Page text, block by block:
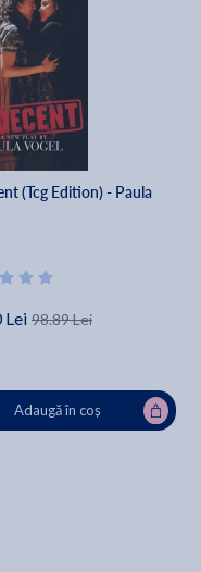
(Tcg Edition) - Paula
Lei 98.89 Lei
Adaugă în coș